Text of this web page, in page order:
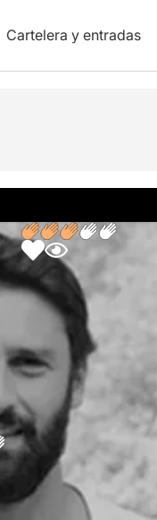
Cartelera y entradas
Opiniones